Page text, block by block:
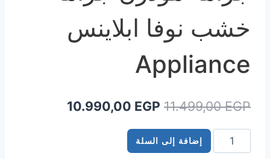
خشب نوفا ابلاينس
Appliance
11.499,00EGP
السعر
الأصلي
هو:
10.990,00 EGP
كمية
جزامة
إضافة إلى السلة